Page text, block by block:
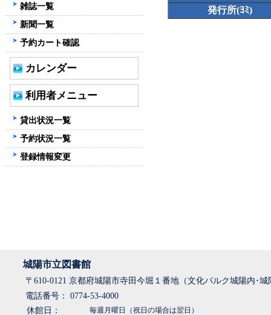
発行所(ﾖﾐ)
雑誌一覧
新聞一覧
予約カート確認
カレンダー
利用者メニュー
貸出状況一覧
予約状況一覧
登録情報変更
城陽市立図書館
〒610-0121 京都府城陽市寺田今堀１番地（文化パルク城陽内･
電話番号： 0774-53-4000
休館日：
毎週月曜日（祝日の場合は翌日）